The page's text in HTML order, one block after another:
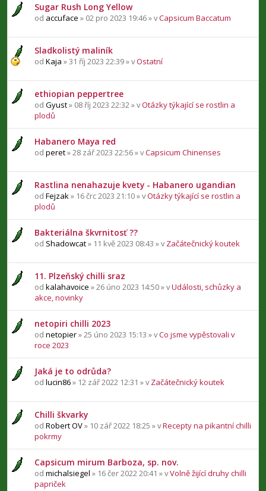
Sugar Rush Long Yellow
od accuface » 02 pro 2023 19:46 » vCapsicum Baccatum
Sladkolistý maliník
od Kaja » 31 říj 2023 22:39 » vOstatní
ethiopian peppertree
od Gyust» 08 říj 2023 22:32 » vOtázky týkající se rostlin a
plodů
Habanero Maya red
od peret» 28 zář 2023 22:56 » vCapsicum Chinenses
Rastlina nenahazuje kvety - Habanero ugandian
od Fejzak » 16 črc 2023 21:10 » vOtázky týkající se rostlin a
plodů
Bakteriálna škvrnitosť ??
od Shadowcat» 11 kvě 2023 08:43 » vZačátečnický koutek
11. Plzeňský chilli sraz
od kalahavoice » 26 úno 2023 14:50 » vUdálosti, schůzky a
akce, novinky
netopiri chilli 2023
od netopier» 25 úno 2023 15:13 » vCo jsme vypěstovali v
roce 2023
Jaká je to odrůda?
od lucin86» 12 zář 2022 12:31 » vZačátečnický koutek
Chilli škvarky
od Robert OV» 10 zář 2022 18:25 » vRecepty na pikantní chilli
pokrmy
Capsicum mirum Barboza, sp. nov.
od michalsiegel » 16 čer 2022 20:41 » vVolně žijící druhy chilli
papriček